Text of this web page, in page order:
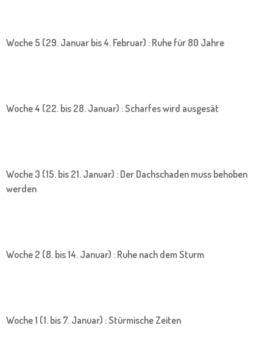
Woche 5 (29. Januar bis 4. Februar) : Ruhe für 80 Jahre
Woche 4 (22. bis 28. Januar) : Scharfes wird ausgesät
Woche 3 (15. bis 21. Januar) : Der Dachschaden muss behoben
werden
Woche 2 (8. bis 14. Januar) : Ruhe nach dem Sturm
Woche 1 (1. bis 7. Januar) : Stürmische Zeiten